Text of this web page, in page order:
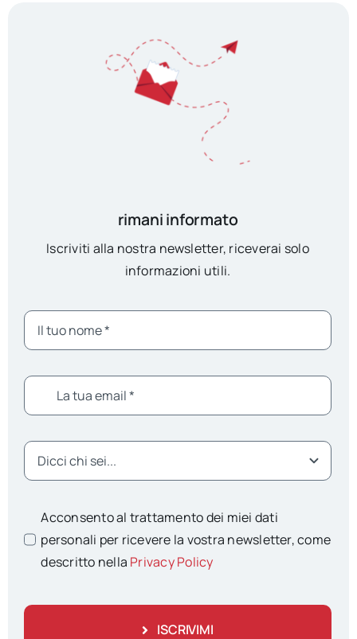
rimani informato
Iscriviti alla nostra newsletter, riceverai solo
informazioni utili.
Acconsento al trattamento dei miei dati
personali per ricevere la vostra newsletter, come
descritto nella Privacy Policy
ISCRIVIMI